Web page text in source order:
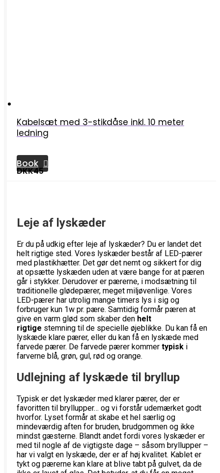
Kabelsæt med 3-stikdåse inkl. 10 meter
ledning
DKK45
Book
Leje af lyskæder
Er du på udkig efter leje af lyskæder? Du er landet det
helt rigtige sted. Vores lyskæder består af LED-pærer
med plastikhætter. Det gør det nemt og sikkert for dig
at opsætte lyskæden uden at være bange for at pæren
går i stykker. Derudover er pærerne, i modsætning til
traditionelle glødepærer, meget miljøvenlige. Vores
LED-pærer har utrolig mange timers lys i sig og
forbruger kun 1w pr. pære. Samtidig formår pæren at
give en varm glød som skaber den helt
rigtige stemning til de specielle øjeblikke. Du kan få en
lyskæde klare pærer, eller du kan få en lyskæde med
farvede pærer. De farvede pærer kommer typisk i
farverne blå, grøn, gul, rød og orange.
Udlejning af lyskæde til bryllup
Typisk er det lyskæder med klarer pærer, der er
favoritten til bryllupper… og vi forstår udemærket godt
hvorfor. Lyset formår at skabe et hel særlig og
mindeværdig aften for bruden, brudgommen og ikke
mindst gæsterne. Blandt andet fordi vores lyskæder er
med til nogle af de vigtigste dage – såsom bryllupper –
har vi valgt en lyskæde, der er af høj kvalitet. Kablet er
tykt og pærerne kan klare at blive tabt på gulvet, da de